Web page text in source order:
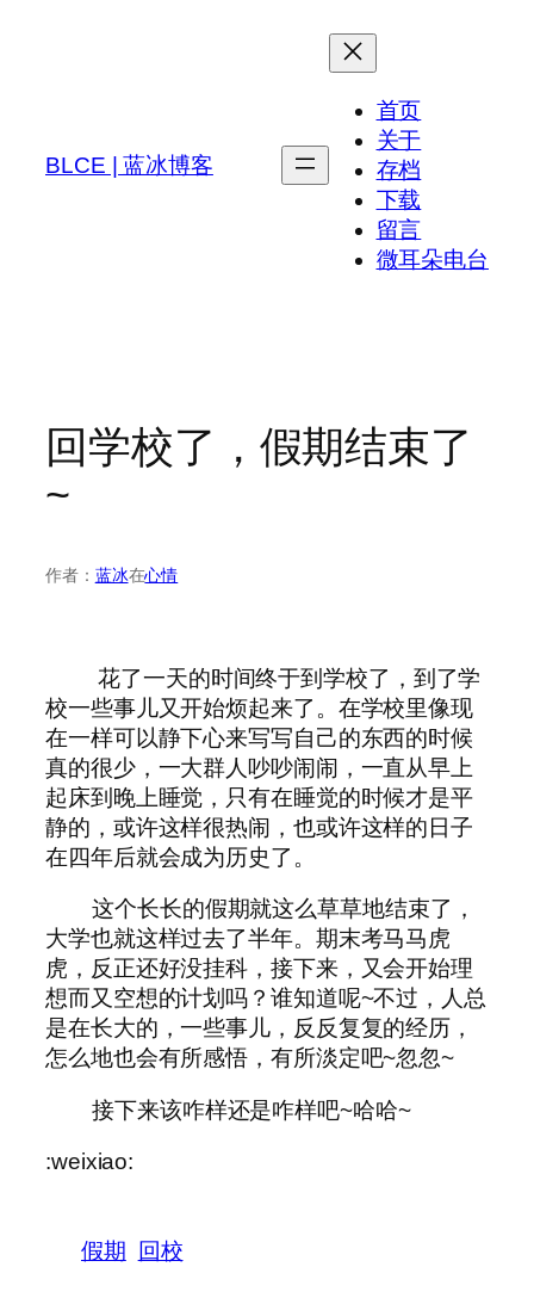
BLCE | 蓝冰博客
首页
关于
存档
下载
留言
微耳朵电台
回学校了，假期结束了
~
作者： 蓝冰在心情
花了一天的时间终于到学校了，到了学
校一些事儿又开始烦起来了。在学校里像现
在一样可以静下心来写写自己的东西的时候
真的很少，一大群人吵吵闹闹，一直从早上
起床到晚上睡觉，只有在睡觉的时候才是平
静的，或许这样很热闹，也或许这样的日子
在四年后就会成为历史了。
这个长长的假期就这么草草地结束了，
大学也就这样过去了半年。期末考马马虎
虎，反正还好没挂科，接下来，又会开始理
想而又空想的计划吗？谁知道呢~不过，人总
是在长大的，一些事儿，反反复复的经历，
怎么地也会有所感悟，有所淡定吧~忽忽~
接下来该咋样还是咋样吧~哈哈~
:weixiao:
假期 回校